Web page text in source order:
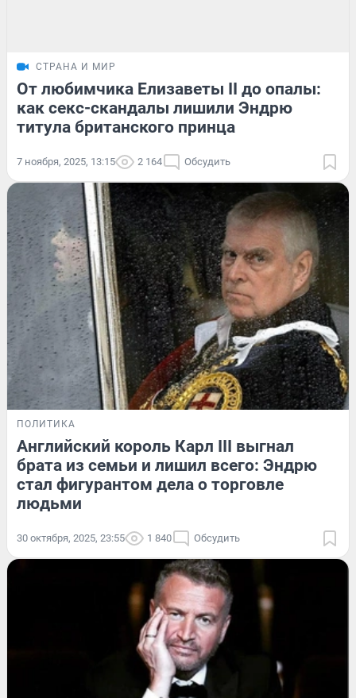
СТРАНА И МИР
От любимчика Елизаветы II до опалы:
как секс-скандалы лишили Эндрю
титула британского принца
7 ноября, 2025, 13:15 2 164 Обсудить
ПОЛИТИКА
Английский король Карл III выгнал
брата из семьи и лишил всего: Эндрю
стал фигурантом дела о торговле
людьми
30 октября, 2025, 23:55 1 840 Обсудить